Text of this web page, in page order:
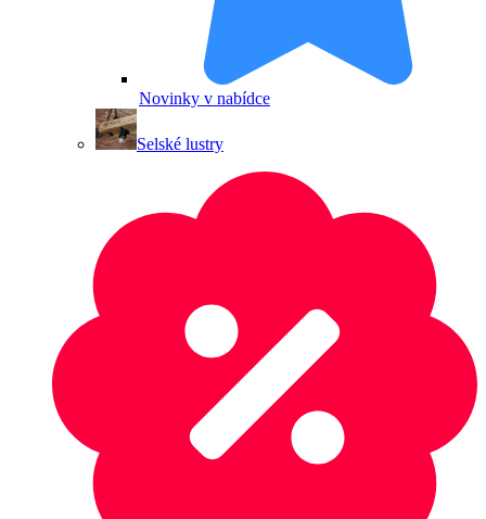
Novinky v nabídce
Selské lustry